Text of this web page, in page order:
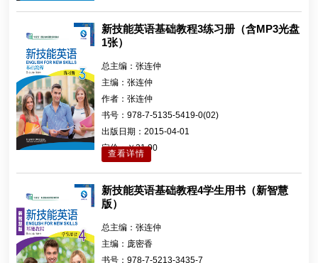
新技能英语基础教程3练习册（含MP3光盘
1张）
总主编：张连仲
主编：张连仲
作者：张连仲
书号：978-7-5135-5419-0(02)
出版日期：2015-04-01
定价：￥31.90
查看详情
新技能英语基础教程4学生用书（新智慧
版）
总主编：张连仲
主编： 庞密香
书号：978-7-5213-3435-7